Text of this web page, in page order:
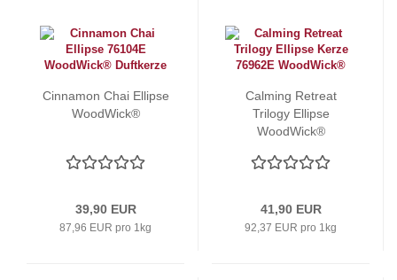
Cinnamon Chai Ellipse
WoodWick®
39,90 EUR
87,96 EUR pro 1kg
Calming Retreat
Trilogy Ellipse
WoodWick®
41,90 EUR
92,37 EUR pro 1kg